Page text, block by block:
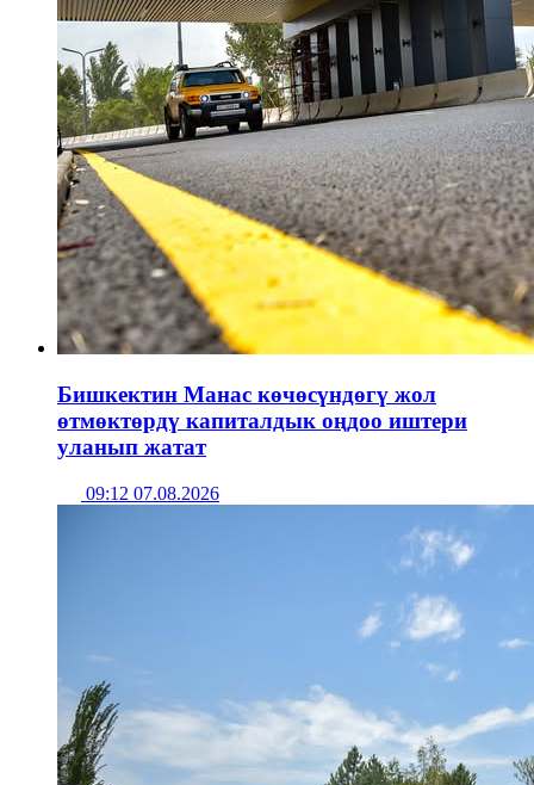
Бишкектин Манас көчөсүндөгү жол
өтмөктөрдү капиталдык оңдоо иштери
уланып жатат
09:12 07.08.2026